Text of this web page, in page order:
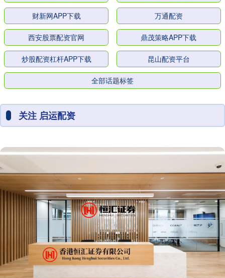
财新网APP下载 万通配资
西安股票配资官网 鼎茂策略APP下载
炒股配资杠杆APP下载 昆山配资平台
全部话题标签
关注 启运配资